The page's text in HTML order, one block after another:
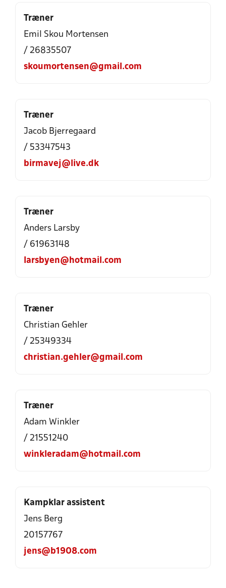
Træner
Emil Skou Mortensen
/ 26835507
skoumortensen@gmail.com
Træner
Jacob Bjerregaard
/ 53347543
birmavej@live.dk
Træner
Anders Larsby
/ 61963148
larsbyen@hotmail.com
Træner
Christian Gehler
/ 25349334
christian.gehler@gmail.com
Træner
Adam Winkler
/ 21551240
winkleradam@hotmail.com
Kampklar assistent
Jens Berg
20157767
jens@b1908.com